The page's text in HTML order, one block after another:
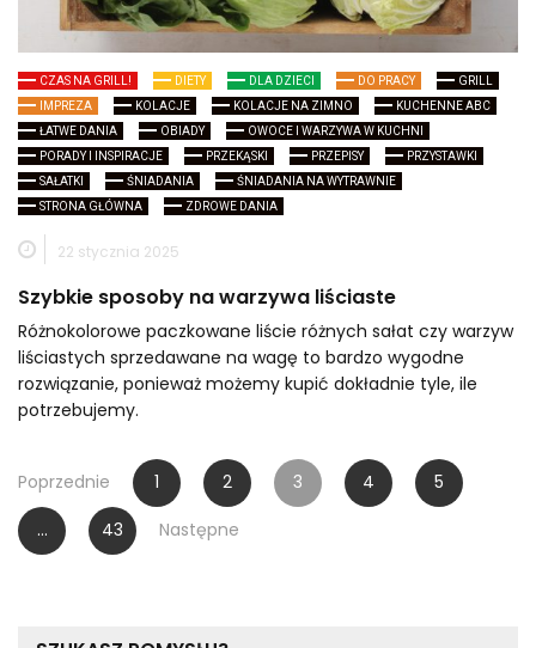
CZAS NA GRILL! DIETY DLA DZIECI DO PRACY
GRILL
IMPREZA
KOLACJE KOLACJE NA ZIMNO
KUCHENNE ABC
ŁATWE DANIA
OBIADY
OWOCE I WARZYWA W KUCHNI
PORADY I INSPIRACJE
PRZEKĄSKI PRZEPISY
PRZYSTAWKI
SAŁATKI
ŚNIADANIA
ŚNIADANIA NA WYTRAWNIE
STRONA GŁÓWNA
ZDROWE DANIA
22 stycznia 2025
Szybkie sposoby na warzywa liściaste
Różnokolorowe paczkowane liście różnych sałat czy warzyw
liściastych sprzedawane na wagę to bardzo wygodne
rozwiązanie, ponieważ możemy kupić dokładnie tyle, ile
potrzebujemy.
Stronicowanie
wpisów
Poprzednie 1 2 3 4
5
…
43 Następne